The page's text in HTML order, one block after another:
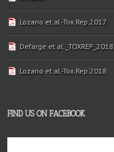
Lozano et al.-Tox.Rep.2017
Defarge et al._TOXREP_2018
Lozano et al.-Tox.Rep.2018
FIND US ON FACEBOOK